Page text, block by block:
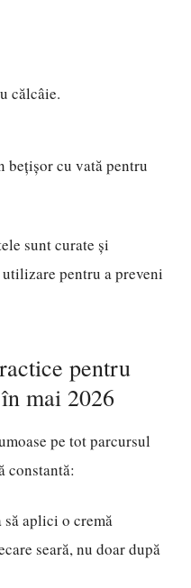
călcâie.
bețișor cu vată pentru
sunt curate și
pentru a preveni
pentru
mai 2026
pe tot parcursul
constantă:
să aplici o cremă
seară, nu doar după